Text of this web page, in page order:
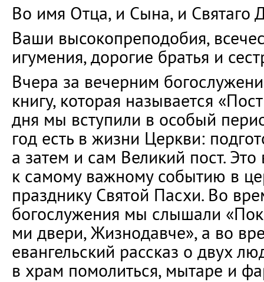
Во имя Отца, и Сына, и Святаго
Ваши высокопреподобия,
игумения, дорогие братья и
Вчера за вечерним
книгу, которая называется
дня мы вступили в особый
год есть в жизни Церкви:
а затем и сам Великий пост. Это
к самому важному событию в
празднику Святой Пасхи. Во
богослужения мы слышали
ми двери, Жизнодавче», а во
евангельский рассказ о двух
в храм помолиться, мытаре и